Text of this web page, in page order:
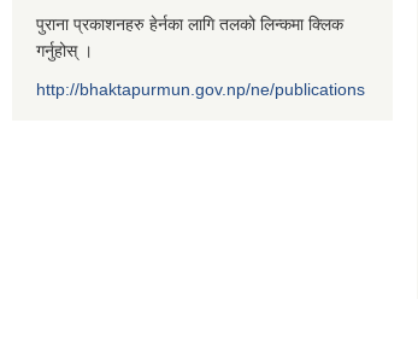
पुराना प्रकाशनहरु हेर्नका लागि तलको लिन्कमा क्लिक
गर्नुहोस् ।
http://bhaktapurmun.gov.np/ne/publications